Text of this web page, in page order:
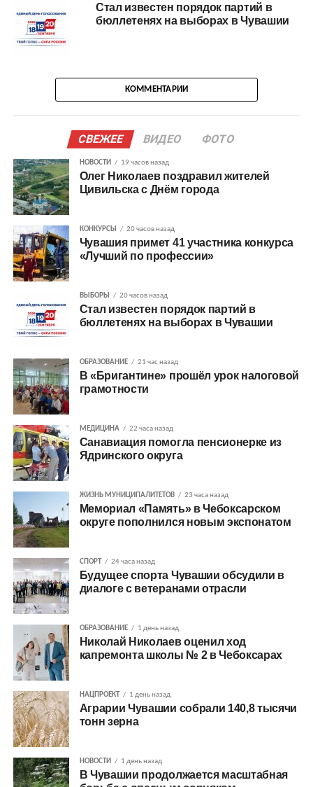
Стал известен порядок партий в
бюллетенях на выборах в Чувашии
КОММЕНТАРИИ
СВЕЖЕЕ ВИДЕО ФОТО
НОВОСТИ 19 часов назад
Олег Николаев поздравил жителей
Цивильска с Днём города
КОНКУРСЫ 20 часов назад
Чувашия примет 41 участника конкурса
«Лучший по профессии»
ВЫБОРЫ 20 часов назад
Стал известен порядок партий в
бюллетенях на выборах в Чувашии
ОБРАЗОВАНИЕ 21 час назад
В «Бригантине» прошёл урок налоговой
грамотности
МЕДИЦИНА 22 часа назад
Санавиация помогла пенсионерке из
Ядринского округа
ЖИЗНЬ МУНИЦИПАЛИТЕТОВ 23 часа назад
Мемориал «Память» в Чебоксарском
округе пополнился новым экспонатом
СПОРТ 24 часа назад
Будущее спорта Чувашии обсудили в
диалоге с ветеранами отрасли
ОБРАЗОВАНИЕ 1 день назад
Николай Николаев оценил ход
капремонта школы № 2 в Чебоксарах
НАЦПРОЕКТ 1 день назад
Аграрии Чувашии собрали 140,8 тысячи
тонн зерна
НОВОСТИ 1 день назад
В Чувашии продолжается масштабная